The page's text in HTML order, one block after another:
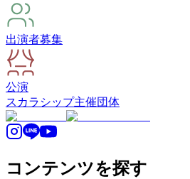
出演者募集
公演
スカラシップ主催団体
コンテンツを探す